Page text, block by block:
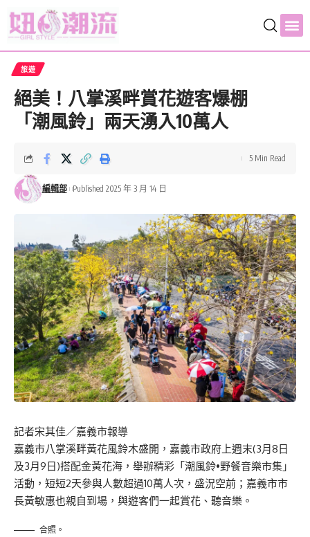
旅遊
絕美！八掌溪畔賞花遊客爆棚
「潮風鈴」兩天湧入10萬人
編輯部 Published 2025 年 3 月 14 日
5 Min Read
記者宋其佳／嘉義市報導
嘉義市八掌溪畔黃花風鈴木盛開，嘉義市政府上週末(3月8日
及3月9日)搭配金黃花海，舉辦精彩「潮風鈴•野餐音樂市集」
活動，短短2天參與人數超過10萬人次，盛況空前；嘉義市市
長黃敏惠也親自到場，與遊客們一起賞花、聽音樂。
合照。